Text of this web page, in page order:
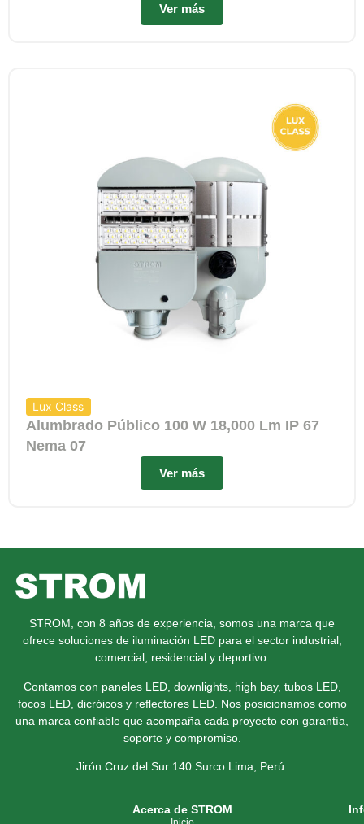
Ver más
Lux Class
Alumbrado Público 100 W 18,000 Lm IP 67
Nema 07
Ver más
STROM, con 8 años de experiencia, somos una marca que
ofrece soluciones de iluminación LED para el sector industrial,
comercial, residencial y deportivo.
Contamos con paneles LED, downlights, high bay, tubos LED,
focos LED, dicróicos y reflectores LED. Nos posicionamos como
una marca confiable que acompaña cada proyecto con garantía,
soporte y compromiso.
Jirón Cruz del Sur 140 Surco Lima, Perú
Acerca de STROM